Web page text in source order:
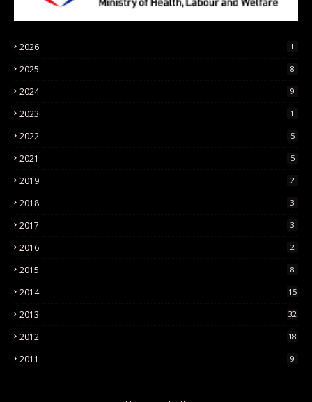
2026 1
2025 8
2024 9
2023 1
2022 5
2021 5
2019 2
2018 3
2017 3
2016 2
2015 8
2014 15
2013 32
2012 18
2011 9